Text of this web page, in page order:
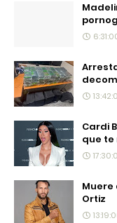
Cardi
que te
Ortiz